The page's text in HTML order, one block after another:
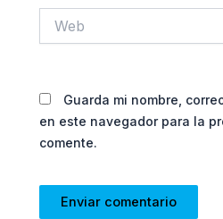
Guarda mi nombre,
en este navegador para la
comente.